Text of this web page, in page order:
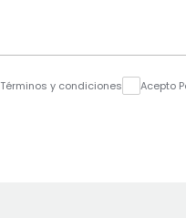
y condiciones Acepto